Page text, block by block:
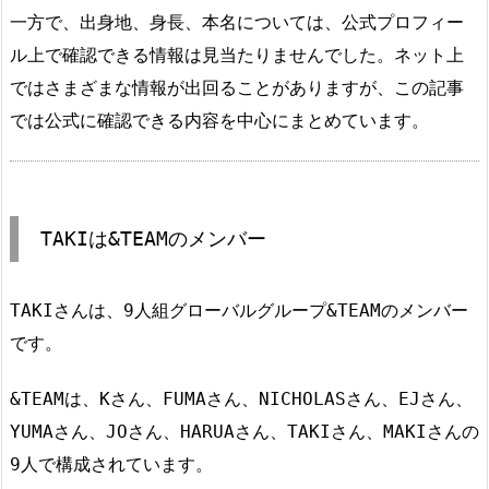
一方で、出身地、身長、本名については、公式プロフィー
ル上で確認できる情報は見当たりませんでした。ネット上
ではさまざまな情報が出回ることがありますが、この記事
では公式に確認できる内容を中心にまとめています。
TAKIは&TEAMのメンバー
TAKIさんは、9人組グローバルグループ&TEAMのメンバー
です。
&TEAMは、Kさん、FUMAさん、NICHOLASさん、EJさん、
YUMAさん、JOさん、HARUAさん、TAKIさん、MAKIさんの
9人で構成されています。